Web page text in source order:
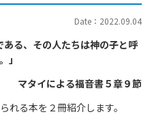
Date：2022.09.04
ある、その人たちは神の子と呼
」
マタイによる福音書５章９節
る本を２冊紹介します。